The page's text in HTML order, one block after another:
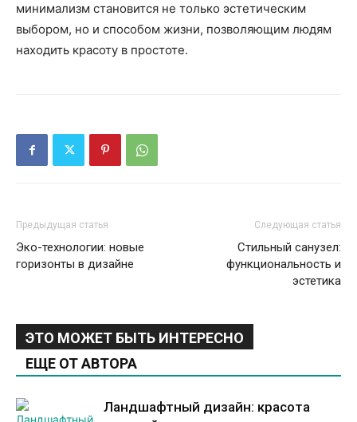
минимализм становится не только эстетическим
выбором, но и способом жизни, позволяющим людям
находить красоту в простоте.
Предыдущая статья
Эко-технологии: новые
горизонты в дизайне
Следующая статья
Стильный санузел:
функциональность и
эстетика
ЭТО МОЖЕТ БЫТЬ ИНТЕРЕСНО
ЕЩЕ ОТ АВТОРА
Ландшафтный дизайн: красота